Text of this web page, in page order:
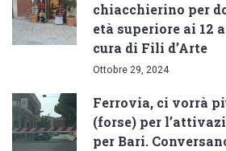
chiacchierino per
età superiore ai 12
cura di Fili d’Arte
Ottobre 29, 2024
Ferrovia, ci vorrà
(forse) per
per Bari.